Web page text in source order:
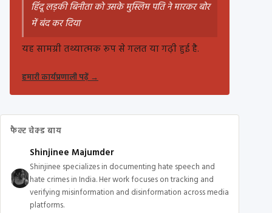
हिंदू लड़की बिनीता को उसके मुस्लिम पति ने मारकर बोर
में बंद कर दिया
यह सामग्री तथ्यात्मक रूप से गलत या गढ़ी हुई है.
हमारी कार्यप्रणाली पढ़ें→
फैक्ट चेक्ड बाय
Shinjinee Majumder
Shinjinee specializes in documenting hate speech and
hate crimes in India. Her work focuses on tracking and
verifying misinformation and disinformation across media
platforms.